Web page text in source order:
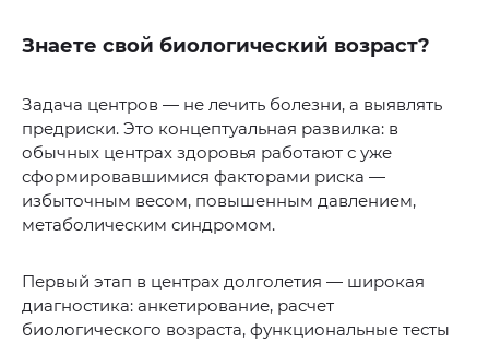
Знаете свой биологический возраст?
Задача центров — не лечить болезни, а выявлять
предриски. Это концептуальная развилка: в
обычных центрах здоровья работают с уже
сформировавшимися факторами риска —
избыточным весом, повышенным давлением,
метаболическим синдромом.
Первый этап в центрах долголетия — широкая
диагностика: анкетирование, расчет
биологического возраста, функциональные тесты